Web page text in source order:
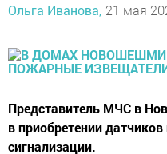
Ольга Иванова, 21 мая
Представитель МЧС в
в приобретении
сигнализации.